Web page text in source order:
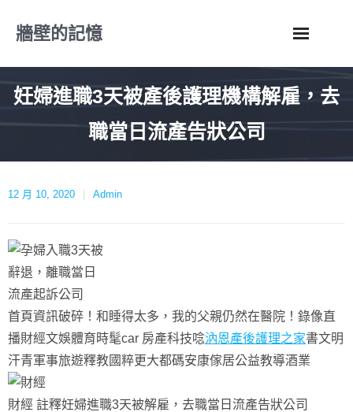
牆壁的記憶
妊婦進職3天被產後護理機構解雇，去
職當日流產告狀公司
12 月 10, 2020 Admin
首頁資訊破碎！和睡得太多，我的父親仍然在醫院！錄像直
播財經文娛體育時髦car 房產科技唸汭恩產後護理之家書文明
汗青軍事旅遊釋教國粹更大都碼安康傢居公益教導酒業
財經 註釋妊婦進職3天被解雇，去職當日流產告狀公司